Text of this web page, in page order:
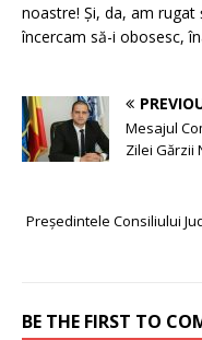
noastre! Și, da, am rugat
încercam să-i obosesc,
Mesajul
Zilei Gărzii
Președintele Consiliului
BE THE FIRST TO